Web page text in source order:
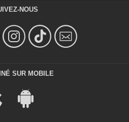
NOUS
SUR MOBILE